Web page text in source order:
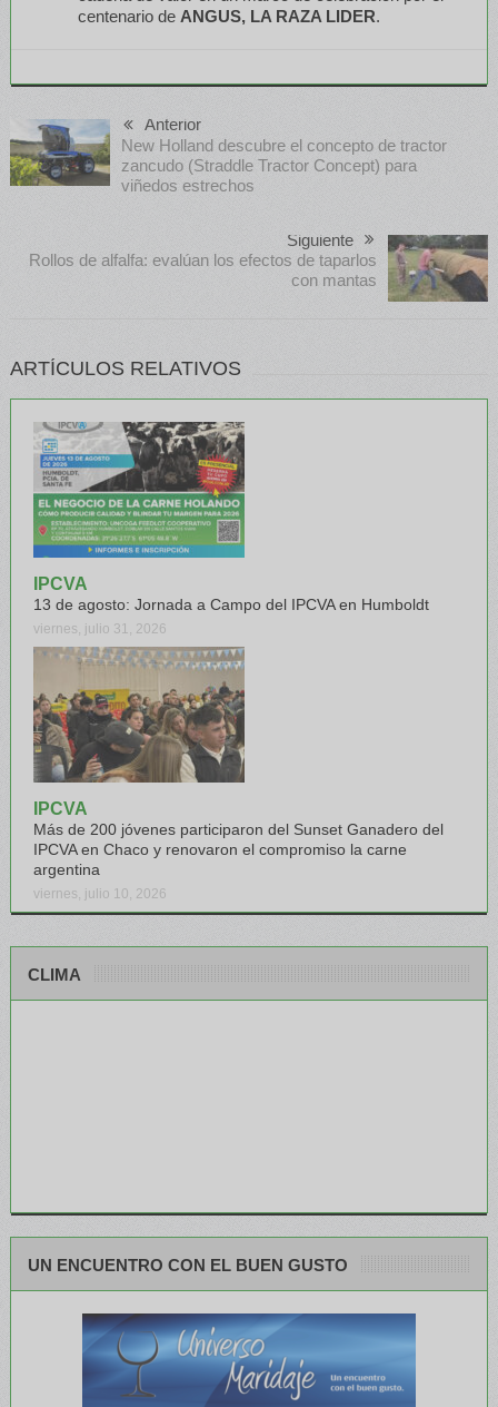
centenario de ANGUS, LA RAZA LIDER.
Anterior
New Holland descubre el concepto de tractor
zancudo (Straddle Tractor Concept) para
viñedos estrechos
Siguiente
Rollos de alfalfa: evalúan los efectos de taparlos
con mantas
ARTÍCULOS RELATIVOS
IPCVA
13 de agosto: Jornada a Campo del IPCVA en Humboldt
viernes, julio 31, 2026
IPCVA
Más de 200 jóvenes participaron del Sunset Ganadero del
IPCVA en Chaco y renovaron el compromiso la carne
argentina
viernes, julio 10, 2026
CLIMA
UN ENCUENTRO CON EL BUEN GUSTO